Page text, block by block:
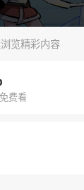
览精彩内容
费看